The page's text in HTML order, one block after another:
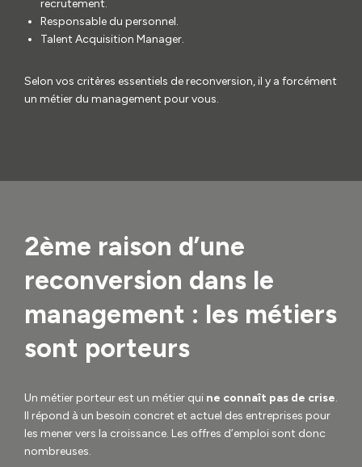
recrutement.
Responsable du personnel.
Talent Acquisition Manager.
Selon vos critères essentiels de reconversion, il y a forcément
un métier du management pour vous.
2ème raison d’une
reconversion dans le
management : les métiers
sont porteurs
Un métier porteur est un métier qui ne connaît pas de crise.
Il répond à un besoin concret et actuel des entreprises pour
les mener vers la croissance. Les offres d’emploi sont donc
nombreuses.